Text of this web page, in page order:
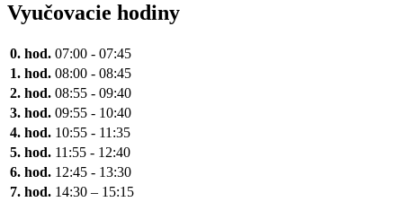
Vyučovacie hodiny
0. hod. 07:00 - 07:45
1. hod. 08:00 - 08:45
2. hod. 08:55 - 09:40
3. hod. 09:55 - 10:40
4. hod. 10:55 - 11:35
5. hod. 11:55 - 12:40
6. hod. 12:45 - 13:30
7. hod. 14:30 – 15:15